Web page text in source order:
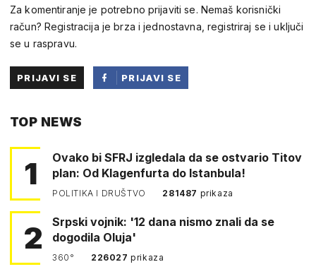
Za komentiranje je potrebno prijaviti se. Nemaš korisnički
račun? Registracija je brza i jednostavna, registriraj se i uključi
se u raspravu.
PRIJAVI SE
PRIJAVI SE
TOP NEWS
1
Ovako bi SFRJ izgledala da se ostvario Titov
plan: Od Klagenfurta do Istanbula!
POLITIKA I DRUŠTVO 281487 prikaza
2
Srpski vojnik: '12 dana nismo znali da se
dogodila Oluja'
360° 226027prikaza